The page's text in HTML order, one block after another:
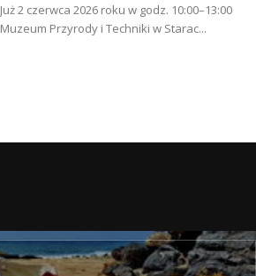
Już 2 czerwca 2026 roku w godz. 10:00–13:00
Muzeum Przyrody i Techniki w Starac...